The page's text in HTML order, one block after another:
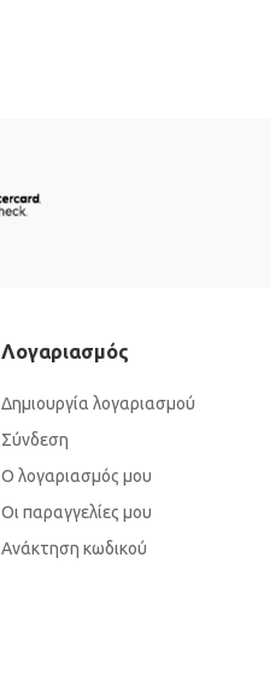
Λογαριασμός
Δημιουργία λογαριασμού
Σύνδεση
Ο λογαριασμός μου
Οι παραγγελίες μου
Ανάκτηση κωδικού